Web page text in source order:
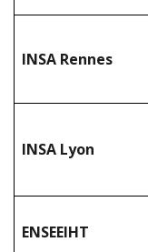
INSA Rennes
INSA Lyon
ENSEEIHT